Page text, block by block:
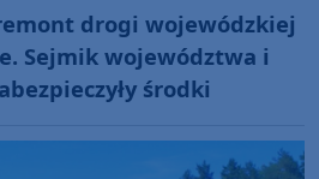
drogi wojewódzkiej
Sejmik województwa i
środki